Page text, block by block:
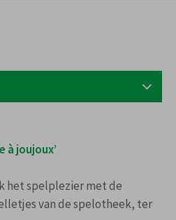
(-1)
tot 17.15u
à joujoux’
het spelplezier met de
van de spelotheek, ter